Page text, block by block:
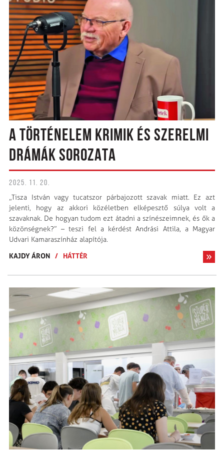
A TÖRTÉNELEM KRIMIK ÉS SZERELMI
DRÁMÁK SOROZATA
2025. 11. 20.
„Tisza István vagy tucatszor párbajozott szavak miatt. Ez azt
jelenti, hogy az akkori közéletben elképesztő súlya volt a
szavaknak. De hogyan tudom ezt átadni a színészeimnek, és ők a
közönségnek?” – teszi fel a kérdést Andrási Attila, a Magyar
Udvari Kamaraszínház alapítója.
KAJDY ÁRON / HÁTTÉR